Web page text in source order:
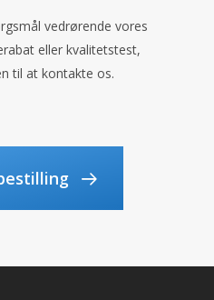
vedrørende vores
eller kvalitetstest,
til at kontakte os.